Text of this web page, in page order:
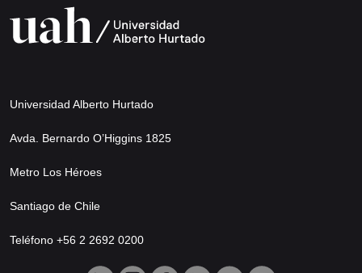
Universidad Alberto Hurtado
Avda. Bernardo O’Higgins 1825
Metro Los Héroes
Santiago de Chile
Teléfono +56 2 2692 0200